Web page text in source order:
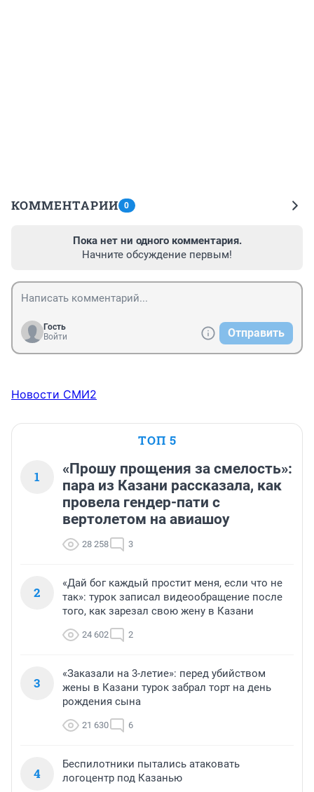
КОММЕНТАРИИ 0
Пока нет ни одного комментария.
Начните обсуждение первым!
Гость
Войти
Отправить
Новости СМИ2
ТОП 5
1
«Прошу прощения за смелость»:
пара из Казани рассказала, как
провела гендер-пати с
вертолетом на авиашоу
28 258 3
2
«Дай бог каждый простит меня, если что не
так»: турок записал видеообращение после
того, как зарезал свою жену в Казани
24 602 2
3
«Заказали на 3-летие»: перед убийством
жены в Казани турок забрал торт на день
рождения сына
21 630 6
4
Беспилотники пытались атаковать
логоцентр под Казанью